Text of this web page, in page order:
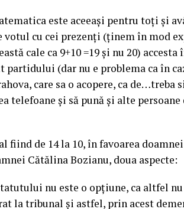
este aceeași pentru toți și
votul cu cei prezenți (ținem în mod
cale ca 9+10 =19 și nu 20)
partidului (dar nu e problema ca în
care sa o acopere, ca
telefoane și să pună și alte
fiind de 14 la 10, în favoarea doamnei
Cătălina Bozianu, doua aspecte:
nu este o opțiune, ca altfel
la tribunal și astfel, prin acest